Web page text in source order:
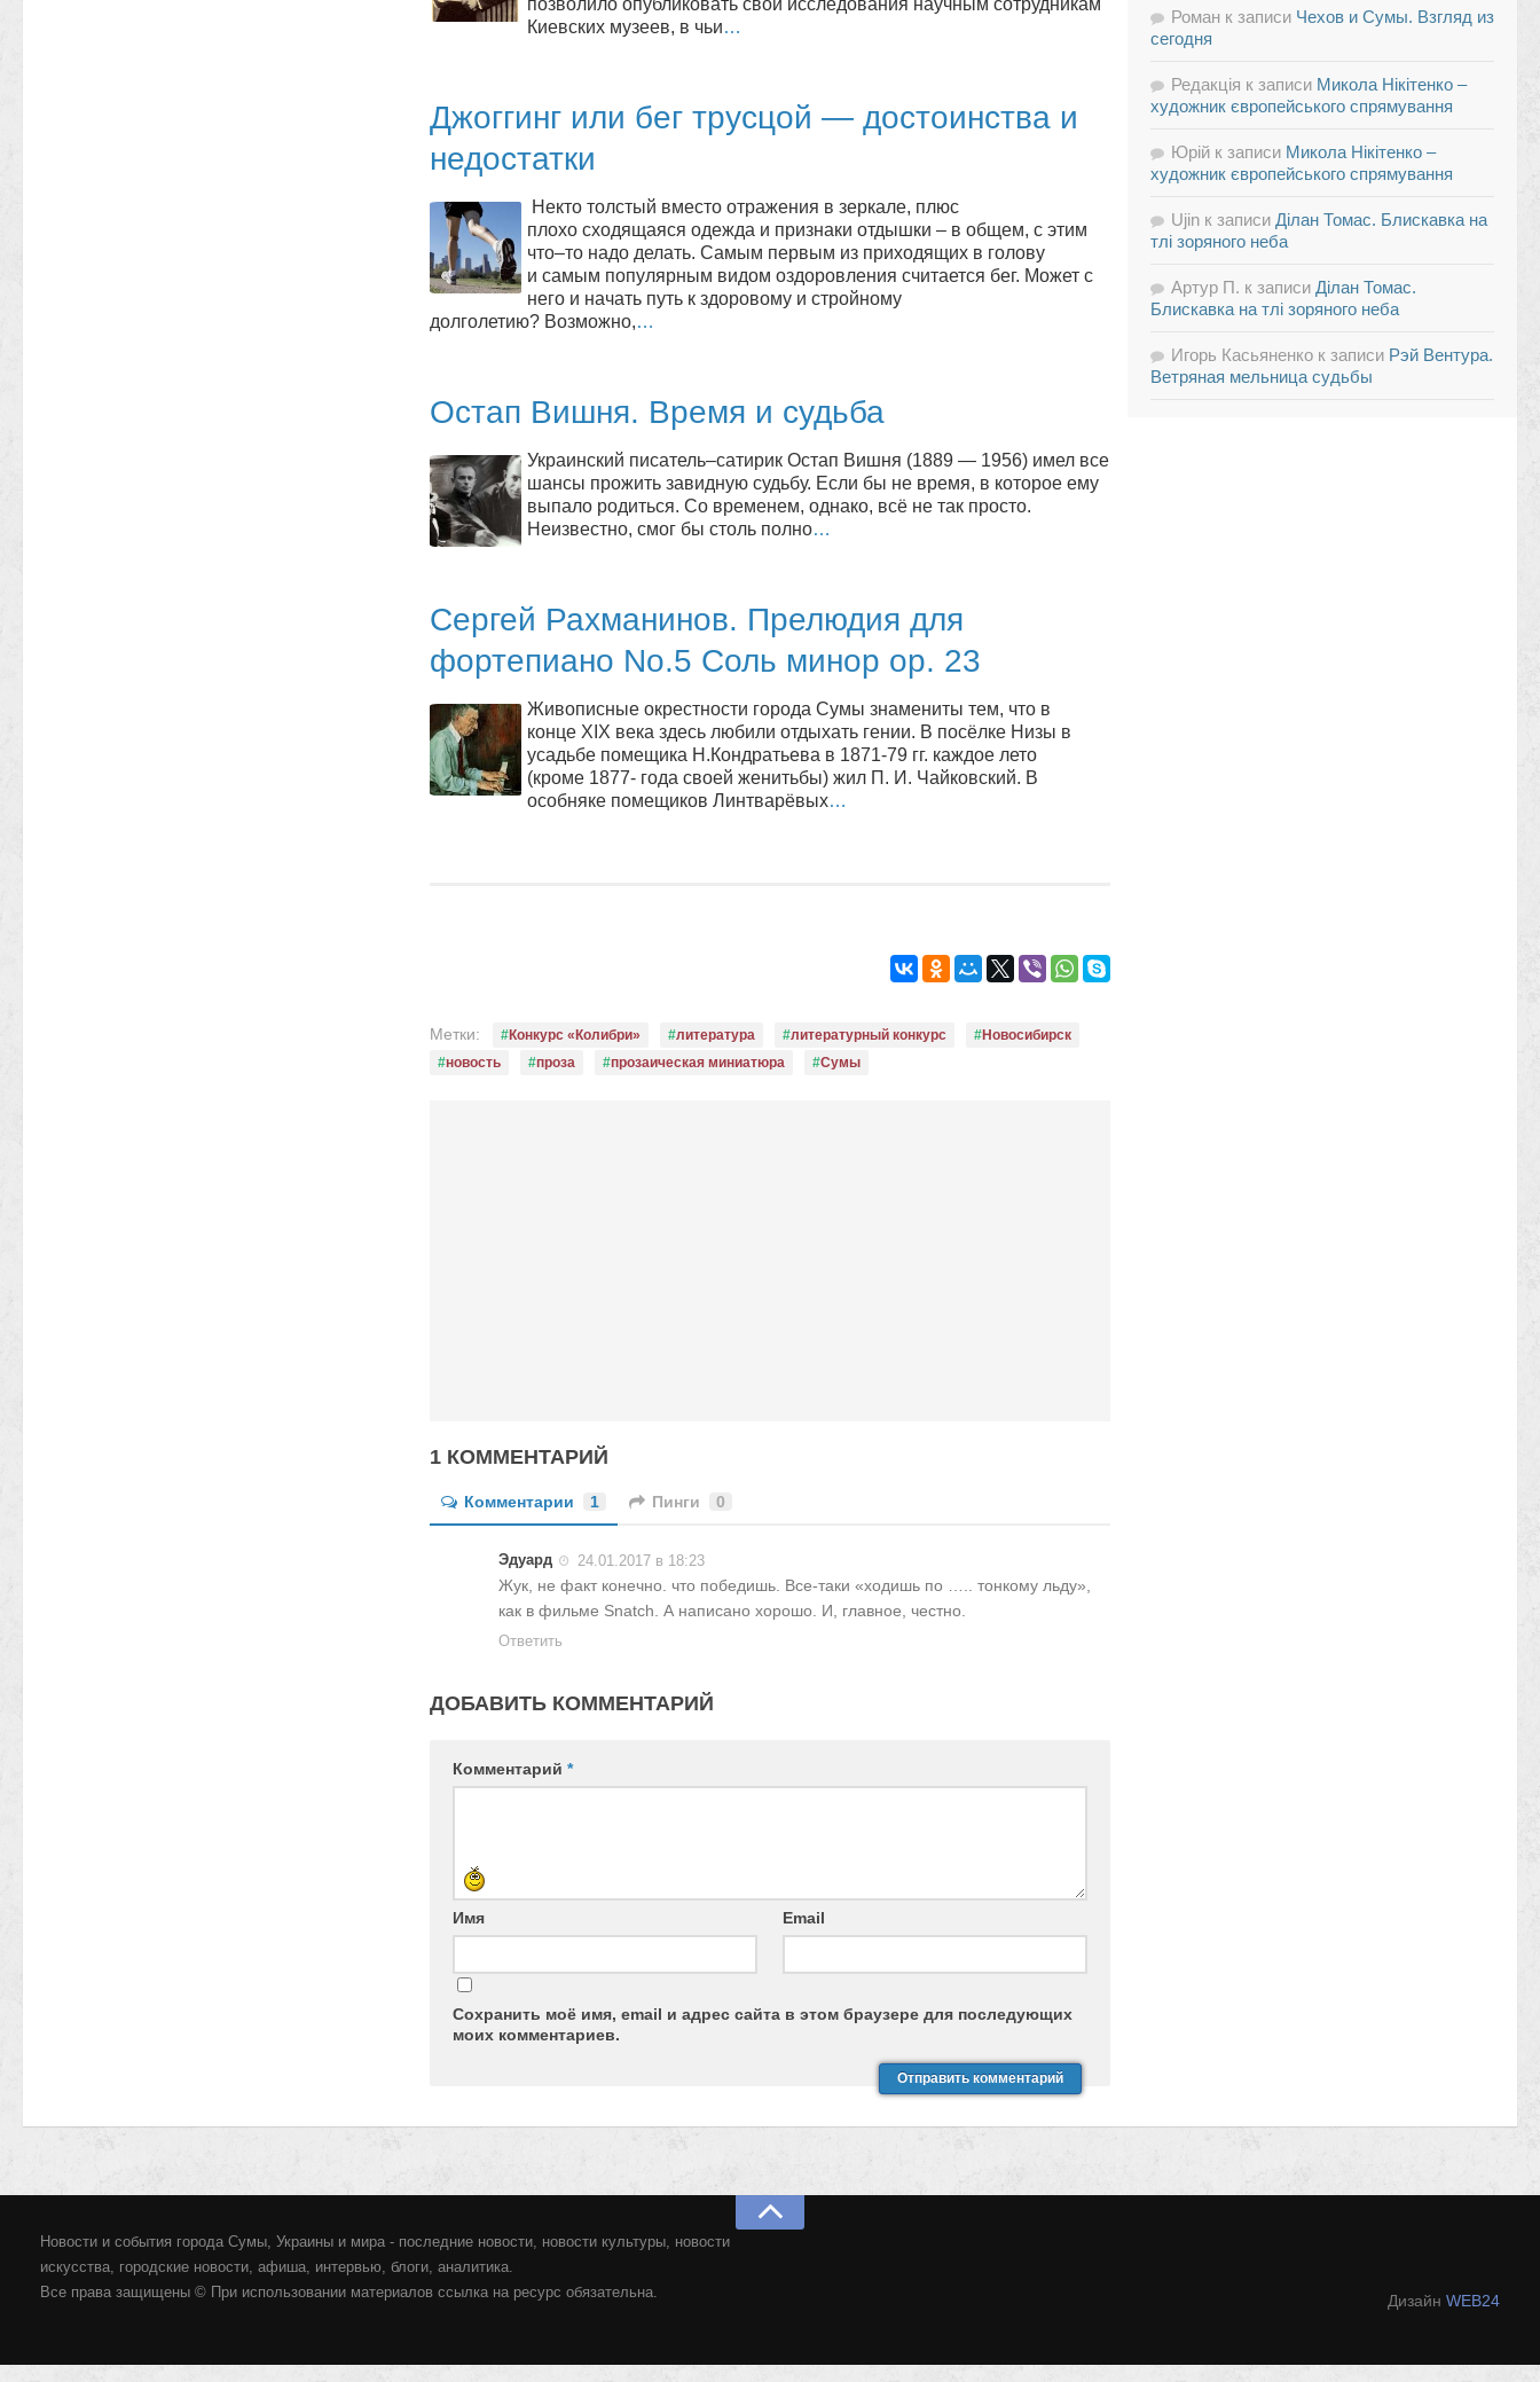
позволило опубликовать свои исследования научным сотрудникам
Киевских музеев, в чьи…
Джоггинг или бег трусцой — достоинства и
недостатки
Некто толстый вместо отражения в зеркале, плюс
плохо сходящаяся одежда и признаки отдышки – в общем, с этим
что–то надо делать. Самым первым из приходящих в голову
и самым популярным видом оздоровления считается бег. Может с
него и начать путь к здоровому и стройному
долголетию? Возможно,…
Остап Вишня. Время и судьба
Украинский писатель–сатирик Остап Вишня (1889 — 1956) имел все
шансы прожить завидную судьбу. Если бы не время, в которое ему
выпало родиться. Со временем, однако, всё не так просто.
Неизвестно, смог бы столь полно…
Сергей Рахманинов. Прелюдия для
фортепиано No.5 Соль минор op. 23
Живописные окрестности города Сумы знамениты тем, что в
конце XIX века здесь любили отдыхать гении. В посёлке Низы в
усадьбе помещика Н.Кондратьева в 1871-79 гг. каждое лето
(кроме 1877- года своей женитьбы) жил П. И. Чайковский. В
особняке помещиков Линтварёвых…
Метки: Конкурс «Колибри» литература литературный конкурс
Новосибирск
новость
проза прозаическая миниатюра Сумы
1 КОММЕНТАРИЙ
Комментарии 1 Пинги 0
Эдуард 24.01.2017 в 18:23
Жук, не факт конечно. что победишь. Все-таки «ходишь по ….. тонкому льду»,
как в фильме Snatch. А написано хорошо. И, главное, честно.
Ответить
ДОБАВИТЬ КОММЕНТАРИЙ
Комментарий *
Имя Email
Сохранить моё имя, email и адрес сайта в этом браузере для последующих
моих комментариев.
Роман к записи Чехов и Сумы. Взгляд из
сегодня
Редакція к записи Микола Нікітенко –
художник європейського спрямування
Юрій к записи Микола Нікітенко –
художник європейського спрямування
Ujin к записи Ділан Томас. Блискавка на
тлі зоряного неба
Артур П. к записи Ділан Томас.
Блискавка на тлі зоряного неба
Игорь Касьяненко к записи Рэй Вентура.
Ветряная мельница судьбы
Новости и события города Сумы, Украины и мира - последние новости, новости культуры, новости
искусства, городские новости, афиша, интервью, блоги, аналитика.
Все права защищены © При использовании материалов ссылка на ресурс обязательна.
Дизайн WEB24